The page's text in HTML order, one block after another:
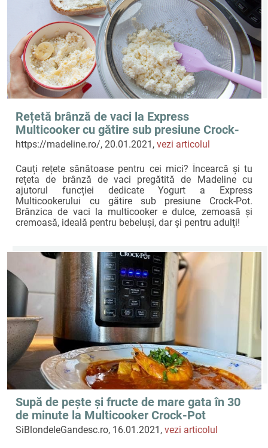
Rețetă brânză de vaci la Express
Multicooker cu gătire sub presiune Crock-
Pot by Madeline
https://madeline.ro/, 20.01.2021,vezi articolul
Cauți rețete sănătoase pentru cei mici? Încearcă și tu
rețeta de brânză de vaci pregătită de Madeline cu
ajutorul funcției dedicate Yogurt a Express
Multicookerului cu gătire sub presiune Crock-Pot.
Brânzica de vaci la multicooker e dulce, zemoasă și
cremoasă, ideală pentru bebeluși, dar și pentru adulți!
Supă de pește și fructe de mare gata în 30
de minute la Multicooker Crock-Pot
Express! Miruna îți arată cum!
SiBlondeleGandesc.ro, 16.01.2021,vezi articolul